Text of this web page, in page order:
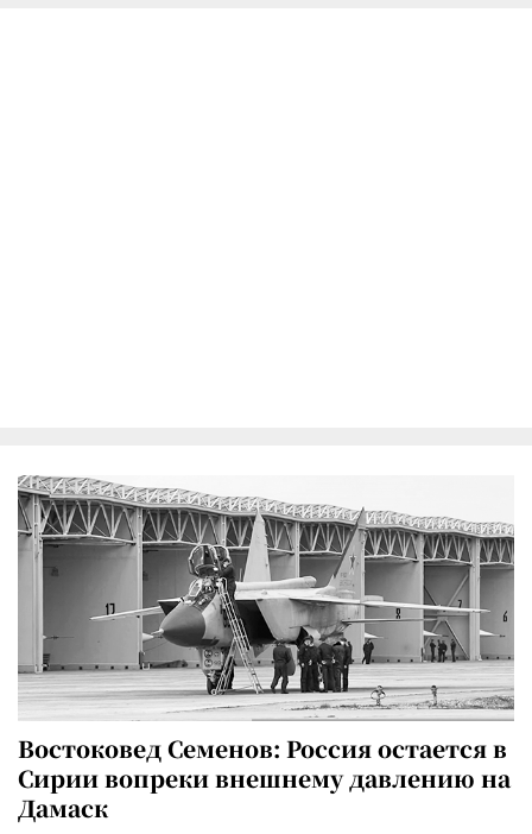
Востоковед Семенов: Россия остается в
Сирии вопреки внешнему давлению на
Дамаск